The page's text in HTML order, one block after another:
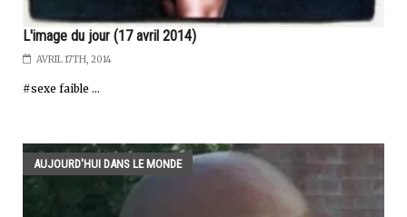
L'image du jour (17 avril 2014)
AVRIL 17TH, 2014
#sexe faible ...
AUJOURD'HUI DANS LE MONDE